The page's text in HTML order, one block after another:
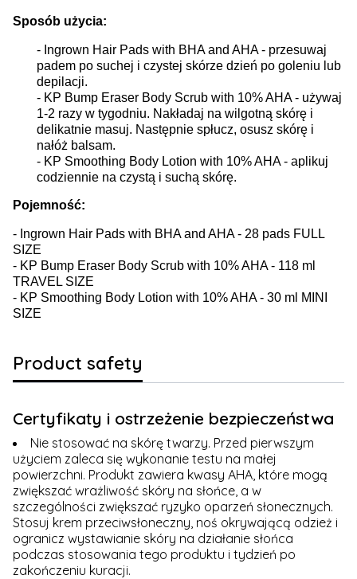
Sposób użycia:
- Ingrown Hair Pads with BHA and AHA - przesuwaj
padem po suchej i czystej skórze dzień po goleniu lub
depilacji.
- KP Bump Eraser Body Scrub with 10% AHA - używaj
1-2 razy w tygodniu. Nakładaj na wilgotną skórę i
delikatnie masuj. Następnie spłucz, osusz skórę i
nałóż balsam.
- KP Smoothing Body Lotion with 10% AHA - aplikuj
codziennie na czystą i suchą skórę.
Pojemność:
- Ingrown Hair Pads with BHA and AHA - 28 pads FULL
SIZE
- KP Bump Eraser Body Scrub with 10% AHA - 118 ml
TRAVEL SIZE
- KP Smoothing Body Lotion with 10% AHA - 30 ml MINI
SIZE
Product safety
Certyfikaty i ostrzeżenie bezpieczeństwa
Nie stosować na skórę twarzy. Przed pierwszym
użyciem zaleca się wykonanie testu na małej
powierzchni. Produkt zawiera kwasy AHA, które mogą
zwiększać wrażliwość skóry na słońce, a w
szczególności zwiększać ryzyko oparzeń słonecznych.
Stosuj krem przeciwsłoneczny, noś okrywającą odzież i
ogranicz wystawianie skóry na działanie słońca
podczas stosowania tego produktu i tydzień po
zakończeniu kuracji.